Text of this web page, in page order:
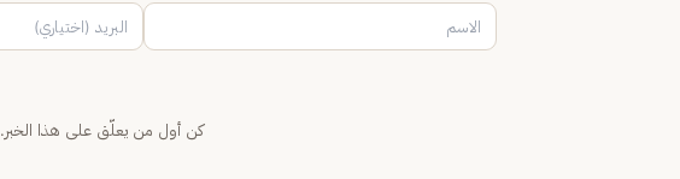
كن أول من يعلّق على هذا الخبر.